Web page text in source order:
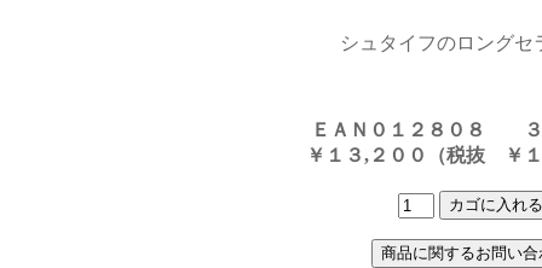
シュタイフのロングセ
ＥＡＮ０１２８０８
￥１３,２００（税抜 ￥